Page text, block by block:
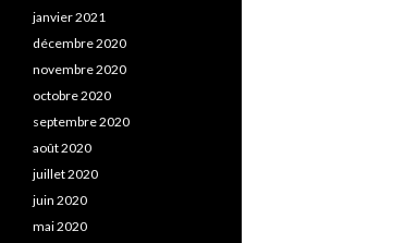
janvier 2021
décembre 2020
novembre 2020
octobre 2020
septembre 2020
août 2020
juillet 2020
juin 2020
mai 2020